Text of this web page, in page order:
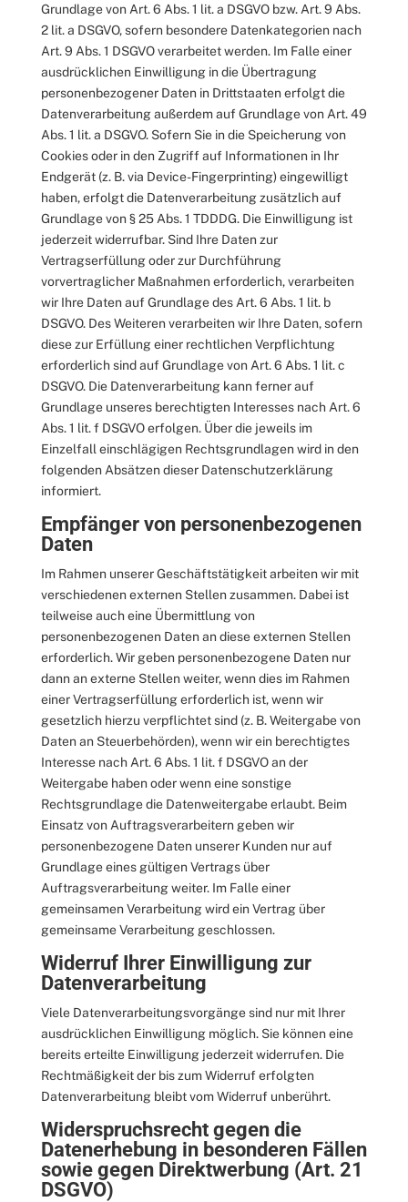
Grundlage von Art. 6 Abs. 1 lit. a DSGVO bzw. Art. 9 Abs.
2 lit. a DSGVO, sofern besondere Datenkategorien nach
Art. 9 Abs. 1 DSGVO verarbeitet werden. Im Falle einer
ausdrücklichen Einwilligung in die Übertragung
personenbezogener Daten in Drittstaaten erfolgt die
Datenverarbeitung außerdem auf Grundlage von Art. 49
Abs. 1 lit. a DSGVO. Sofern Sie in die Speicherung von
Cookies oder in den Zugriff auf Informationen in Ihr
Endgerät (z. B. via Device-Fingerprinting) eingewilligt
haben, erfolgt die Datenverarbeitung zusätzlich auf
Grundlage von § 25 Abs. 1 TDDDG. Die Einwilligung ist
jederzeit widerrufbar. Sind Ihre Daten zur
Vertragserfüllung oder zur Durchführung
vorvertraglicher Maßnahmen erforderlich, verarbeiten
wir Ihre Daten auf Grundlage des Art. 6 Abs. 1 lit. b
DSGVO. Des Weiteren verarbeiten wir Ihre Daten, sofern
diese zur Erfüllung einer rechtlichen Verpflichtung
erforderlich sind auf Grundlage von Art. 6 Abs. 1 lit. c
DSGVO. Die Datenverarbeitung kann ferner auf
Grundlage unseres berechtigten Interesses nach Art. 6
Abs. 1 lit. f DSGVO erfolgen. Über die jeweils im
Einzelfall einschlägigen Rechtsgrundlagen wird in den
folgenden Absätzen dieser Datenschutzerklärung
informiert.
Empfänger von personenbezogenen
Daten
Im Rahmen unserer Geschäftstätigkeit arbeiten wir mit
verschiedenen externen Stellen zusammen. Dabei ist
teilweise auch eine Übermittlung von
personenbezogenen Daten an diese externen Stellen
erforderlich. Wir geben personenbezogene Daten nur
dann an externe Stellen weiter, wenn dies im Rahmen
einer Vertragserfüllung erforderlich ist, wenn wir
gesetzlich hierzu verpflichtet sind (z. B. Weitergabe von
Daten an Steuerbehörden), wenn wir ein berechtigtes
Interesse nach Art. 6 Abs. 1 lit. f DSGVO an der
Weitergabe haben oder wenn eine sonstige
Rechtsgrundlage die Datenweitergabe erlaubt. Beim
Einsatz von Auftragsverarbeitern geben wir
personenbezogene Daten unserer Kunden nur auf
Grundlage eines gültigen Vertrags über
Auftragsverarbeitung weiter. Im Falle einer
gemeinsamen Verarbeitung wird ein Vertrag über
gemeinsame Verarbeitung geschlossen.
Widerruf Ihrer Einwilligung zur
Datenverarbeitung
Viele Datenverarbeitungsvorgänge sind nur mit Ihrer
ausdrücklichen Einwilligung möglich. Sie können eine
bereits erteilte Einwilligung jederzeit widerrufen. Die
Rechtmäßigkeit der bis zum Widerruf erfolgten
Datenverarbeitung bleibt vom Widerruf unberührt.
Widerspruchsrecht gegen die
Datenerhebung in besonderen Fällen
sowie gegen Direktwerbung (Art. 21
DSGVO)